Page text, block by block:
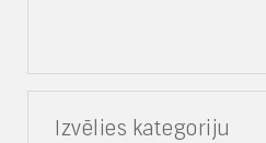
Izvēlies kategoriju